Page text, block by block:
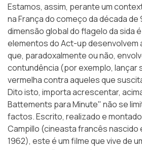
Estamos, assim, perante um
na França do começo da década de
dimensão global do flagelo da sida
elementos do Act-up
que, paradoxalmente ou não,
contundência (por exemplo, lançar
vermelha contra aqueles que
Dito isto, importa acrescentar,
Battements para Minute" não se
factos. Escrito, realizado e
Campillo (cineasta francês nascido
1962), este é um filme que vive de